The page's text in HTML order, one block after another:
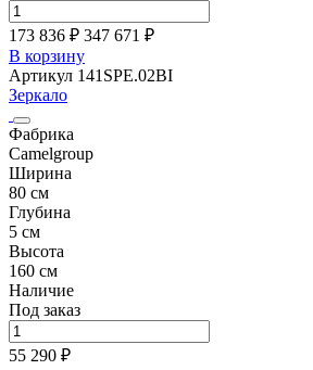
173 836 ₽ 347 671 ₽
В корзину
Артикул 141SPE.02BI
Зеркало
Фабрика
Camelgroup
Ширина
80 см
Глубина
5 см
Высота
160 см
Наличие
Под заказ
55 290 ₽